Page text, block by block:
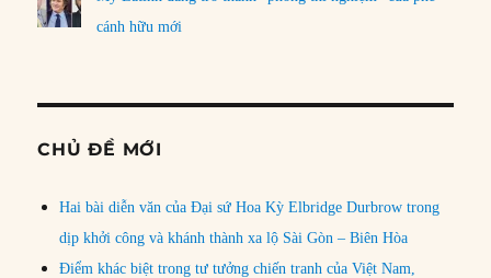
cánh hữu mới
CHỦ ĐỀ MỚI
Hai bài diễn văn của Đại sứ Hoa Kỳ Elbridge Durbrow trong
dịp khởi công và khánh thành xa lộ Sài Gòn – Biên Hòa
Điểm khác biệt trong tư tưởng chiến tranh của Việt Nam,